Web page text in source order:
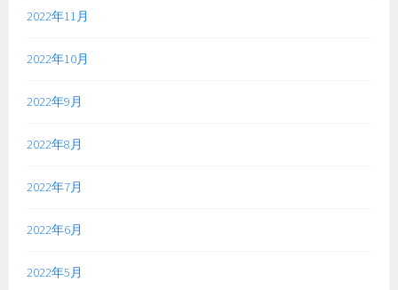
2022年11月
2022年10月
2022年9月
2022年8月
2022年7月
2022年6月
2022年5月